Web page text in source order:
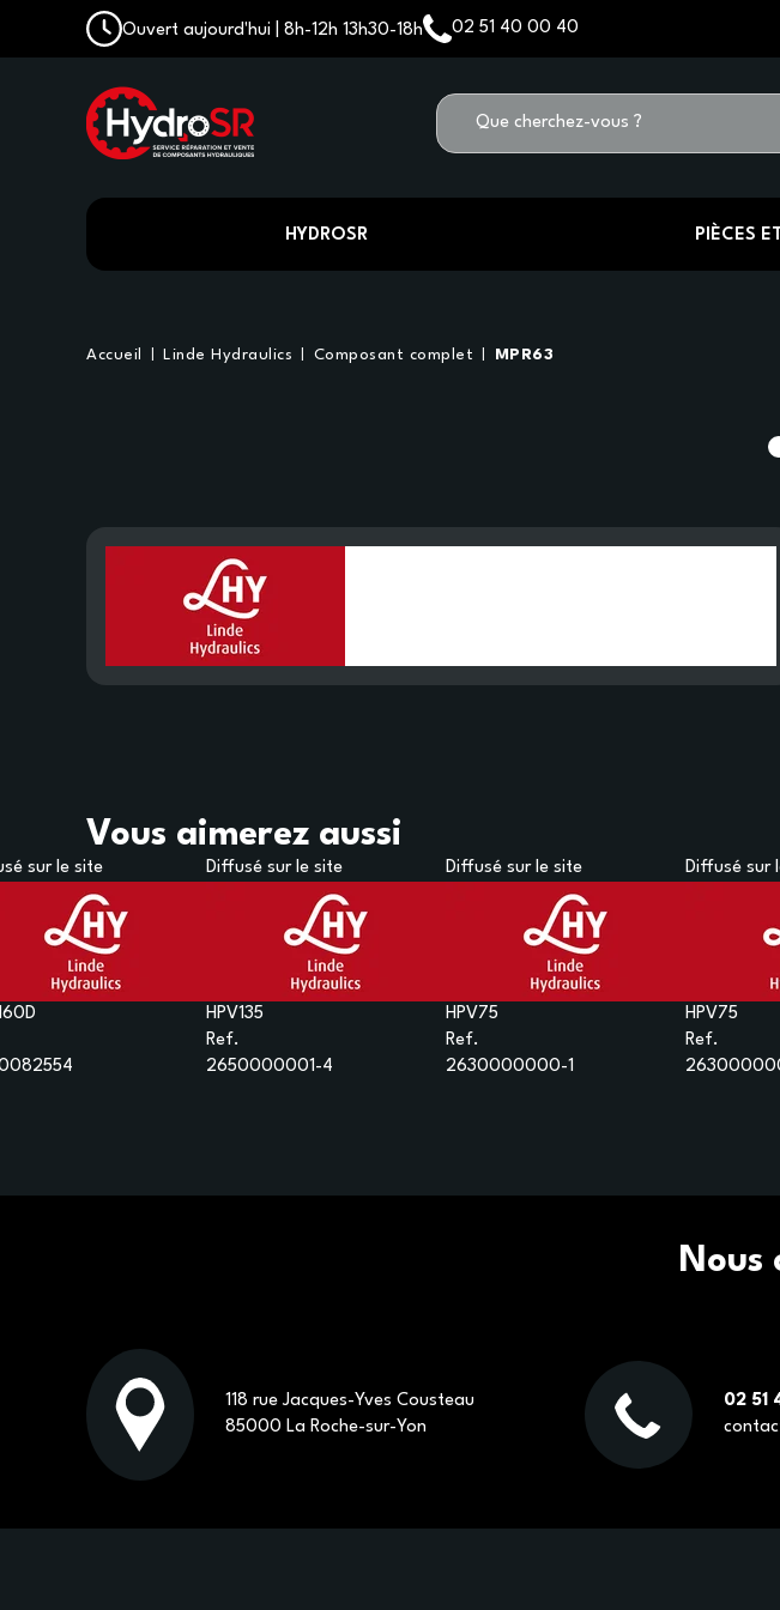
Ouvert aujourd'hui | 8h-12h 13h30-18h 02 51 40 00 40
HYDROSR PIÈCES
Accueil Linde Hydraulics Composant complet MPR63
Vous aimerez aussi
sur le site Diffusé sur le site
HPV135
Ref.
2650000001-4
Diffusé sur le site
HPV75
Ref.
2630000000-1
Diffusé sur
HPV75
Ref.
Nous
118 rue Jacques-Yves Cousteau
85000 La Roche-sur-Yon
02 51